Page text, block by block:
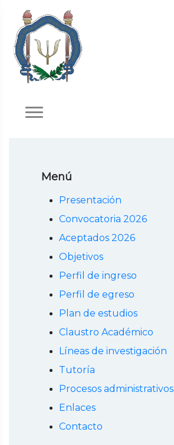
Menú
Presentación
Convocatoria 2026
Aceptados 2026
Objetivos
Perfil de ingreso
Perfil de egreso
Plan de estudios
Claustro Académico
Líneas de investigación
Tutoría
Procesos administrativos
Enlaces
Contacto